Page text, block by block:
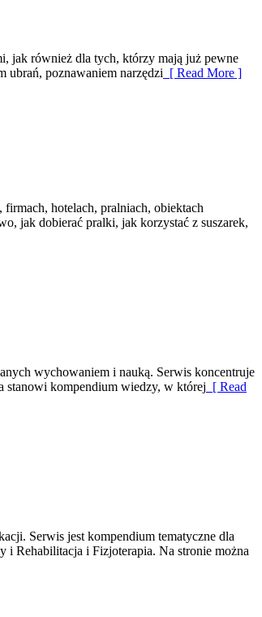
jak również dla tych, którzy mają już pewne
ubrań, poznawaniem narzędzi [ Read More ]
hotelach, pralniach, obiektach
jak dobierać pralki, jak korzystać z suszarek,
wychowaniem i nauką. Serwis koncentruje
stanowi kompendium wiedzy, w której [ Read
Serwis jest kompendium tematyczne dla
Rehabilitacja i Fizjoterapia. Na stronie można